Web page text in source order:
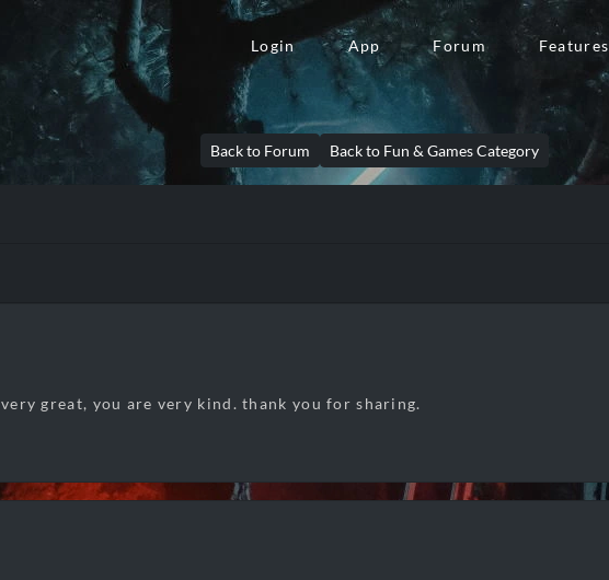
Login App Forum Features
Back to Forum Back to Fun & Games Category
very great, you are very kind. thank you for sharing.